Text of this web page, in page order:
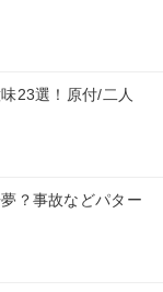
23選！原付/二人
？事故などパター